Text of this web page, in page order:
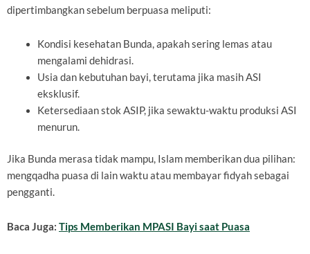
dipertimbangkan sebelum berpuasa meliputi:
Kondisi kesehatan Bunda, apakah sering lemas atau
mengalami dehidrasi.
Usia dan kebutuhan bayi, terutama jika masih ASI
eksklusif.
Ketersediaan stok ASIP, jika sewaktu-waktu produksi ASI
menurun.
Jika Bunda merasa tidak mampu, Islam memberikan dua pilihan:
mengqadha puasa di lain waktu atau membayar fidyah sebagai
pengganti.
Baca Juga: Tips Memberikan MPASI Bayi saat Puasa